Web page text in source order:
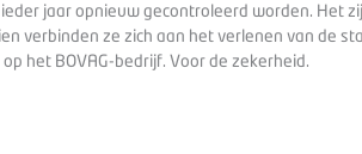
jaar opnieuw gecontroleerd worden. Het
verbinden ze zich aan het verlenen van de
het BOVAG-bedrijf. Voor de zekerheid.